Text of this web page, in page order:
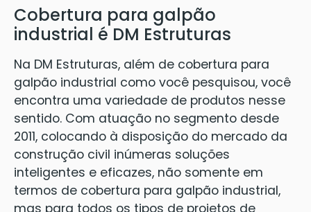
Cobertura para galpão
industrial é DM Estruturas
Na DM Estruturas, além de cobertura para
galpão industrial como você pesquisou, você
encontra uma variedade de produtos nesse
sentido. Com atuação no segmento desde
2011, colocando à disposição do mercado da
construção civil inúmeras soluções
inteligentes e eficazes, não somente em
termos de cobertura para galpão industrial,
mas para todos os tipos de projetos de